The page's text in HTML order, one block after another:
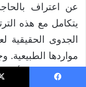
عن اعتراف
يتكامل مع هذه
الجدوى الحقيقية
مواردها الطبيعية.
المؤتمر على أن